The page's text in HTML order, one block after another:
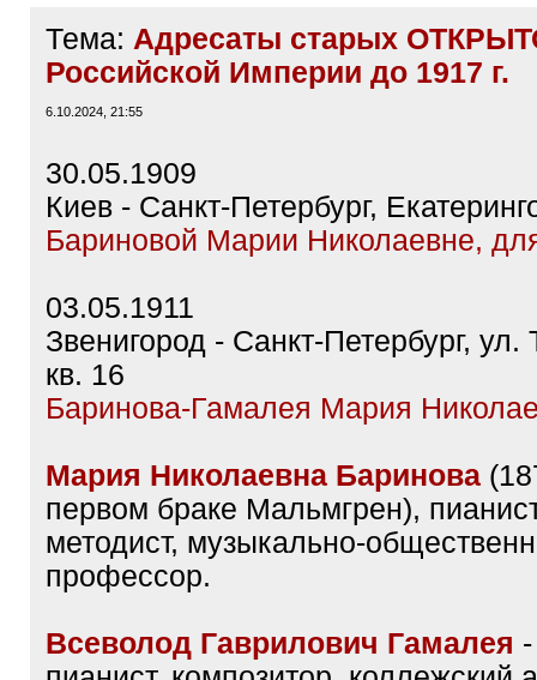
Тема: Адресаты старых
Российской Империи до 1917 г.
6.10.2024, 21:55
30.05.1909
Киев - Санкт-Петербург,
Бариновой Марии Николаевне,
03.05.1911
Звенигород - Санкт-Петербург, ул.
кв. 16
Баринова-Гамалея Мария
Мария Николаевна Баринова
первом браке Мальмгрен),
методист, музыкально-
профессор.
Всеволод Гаврилович Гамалея